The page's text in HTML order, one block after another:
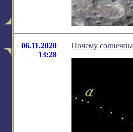
06.11.2020
13:28
Почему